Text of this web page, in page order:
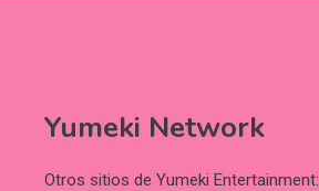
Yumeki Network
Otros sitios de Yumeki Entertainment: